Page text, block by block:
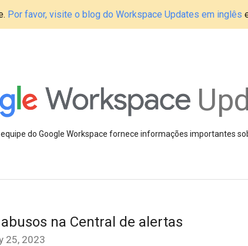
Por favor, visite o blog do Workspace Updates em inglês
do Google Workspace fornece informações importantes
na Central de alertas
25, 2023